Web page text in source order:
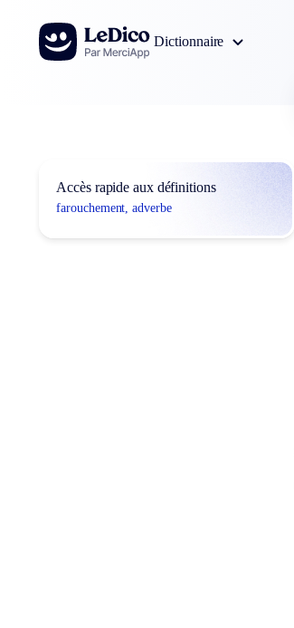
Aller au contenu
Dictionnaire
Accès rapide aux définitions
farouchement, adverbe